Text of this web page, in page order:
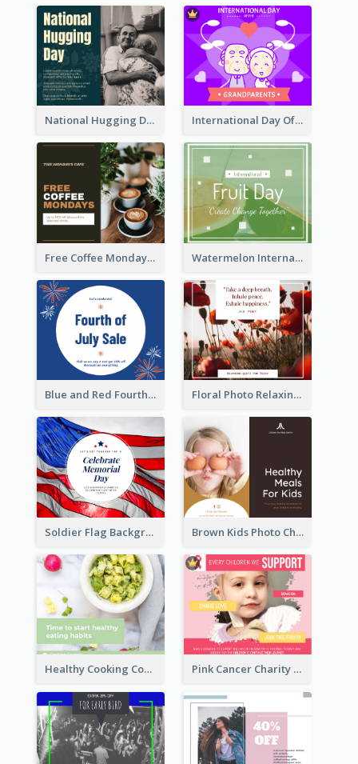
National Hugging Day Facebook Post International Day Of Grandparents Facebook Post
Free Coffee Mondays Cafe Facebook Post Watermelon International Fruit Day Facebook Post
Blue and Red Fourth of July Sale Facebook Post Floral Photo Relaxing Quote Facebook Post
Soldier Flag Background Memorial Day Facebook Post Brown Kids Photo Children Meal Cooking Facebook Post
Healthy Cooking Courses Facebook Post Pink Cancer Charity Facebook Post